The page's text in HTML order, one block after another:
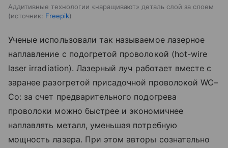
Аддитивные технологии «наращивают» деталь слой за слоем
источник: Freepik
Ученые использовали так называемое лазерное
наплавление с подогретой проволокой (hot-wire
laser irradiation). Лазерный луч работает вместе с
заранее разогретой присадочной проволокой WC–
Co: за счет предварительного подогрева
проволоки можно быстрее и экономичнее
наплавлять металл, уменьшая потребную
мощность лазера. При этом авторы сознательно